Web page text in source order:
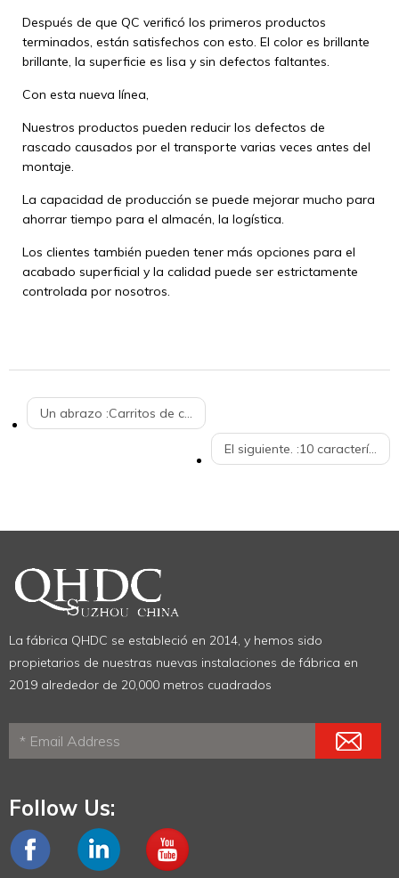
Después de que QC verificó los primeros productos
terminados, están satisfechos con esto. El color es brillante
brillante, la superficie es lisa y sin defectos faltantes.
Con esta nueva línea,
Nuestros productos pueden reducir los defectos de
rascado causados por el transporte varias veces antes del
montaje.
La capacidad de producción se puede mejorar mucho para
ahorrar tiempo para el almacén, la logística.
Los clientes también pueden tener más opciones para el
acabado superficial y la calidad puede ser estrictamente
controlada por nosotros.
Un abrazo :Carritos de compras y cestas para supermercados
El siguiente. :10 características a tener en cuenta al elegir un carrito de compras
La fábrica QHDC se estableció en 2014, y hemos sido
propietarios de nuestras nuevas instalaciones de fábrica en
2019 alrededor de 20,000 metros cuadrados
Follow Us: